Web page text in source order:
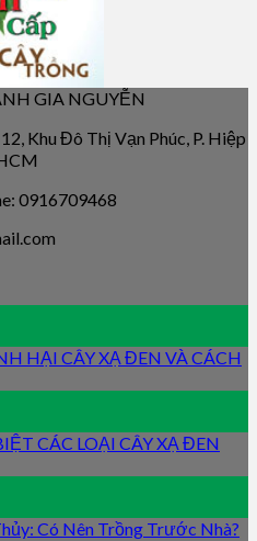
GIA NGUYỄN
Khu Đô Thị Vạn Phúc, P. Hiệp
0916709468
HẠI CÂY XẠ ĐEN VÀ CÁCH
CÁC LOẠI CÂY XẠ ĐEN
Có Nên Trồng Trước Nhà?